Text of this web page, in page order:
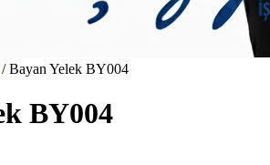
/ Bayan Yelek BY004
BY004